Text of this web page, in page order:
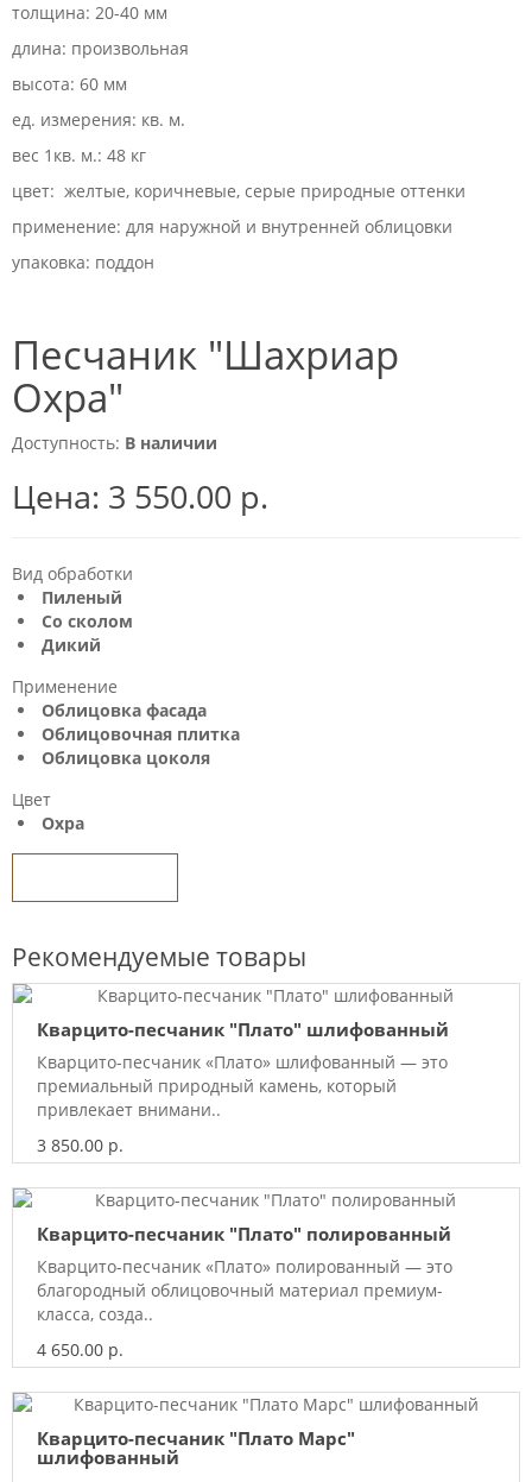
толщина: 20-40 мм
длина: произвольная
высота: 60 мм
ед. измерения: кв. м.
вес 1кв. м.: 48 кг
цвет: желтые, коричневые, серые природные оттенки
применение: для наружной и внутренней облицовки
упаковка: поддон
Песчаник "Шахриар
Охра"
Доступность: В наличии
Цена: 3 550.00 р.
Вид обработки
Пиленый
Со сколом
Дикий
Применение
Облицовка фасада
Облицовочная плитка
Облицовка цоколя
Цвет
Охра
Рекомендуемые товары
Кварцито-песчаник "Плато" шлифованный
Кварцито-песчаник «Плато» шлифованный — это
премиальный природный камень, который
привлекает внимани..
3 850.00 р.
Кварцито-песчаник "Плато" полированный
Кварцито-песчаник «Плато» полированный — это
благородный облицовочный материал премиум-
класса, созда..
4 650.00 р.
Кварцито-песчаник "Плато Марс"
шлифованный